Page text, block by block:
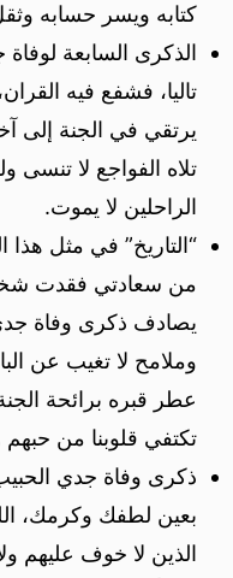
كتابه ويسر حسابه
الذكرى السابعة
تاليا، فشفع فيه
يرتقي في الجنة إلى
تلاه الفواجع لا تنسى
الراحلين لا يموت.
“التاريخ” في مثل
من سعادتي فقدت
يصادف ذكرى وفاة
وملامح لا تغيب عن
عطر قبره برائحة
تكتفي قلوبنا من
ذكرى وفاة جدي
بعين لطفك وكرمك،
الذين لا خوف عليهم